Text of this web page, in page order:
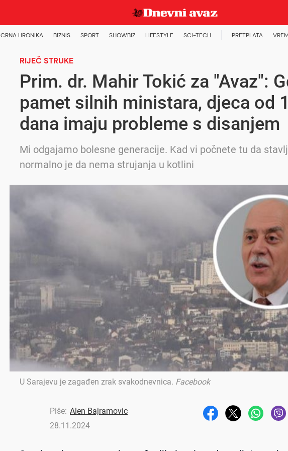
CRNA HRONIKA BIZNIS SPORT SHOWBIZ LIFESTYLE SCI-TECH PRETPLATA
RIJEČ STRUKE
Prim. dr. Mahir Tokić za "Avaz":
pamet silnih ministara, djeca od
dana imaju probleme s disanjem
Mi odgajamo bolesne generacije. Kad vi počnete tu da
normalno je da nema strujanja u kotlini
U Sarajevu je zagađen zrak svakodnevnica. Facebook
Piše: Alen Bajramovic
28.11.2024